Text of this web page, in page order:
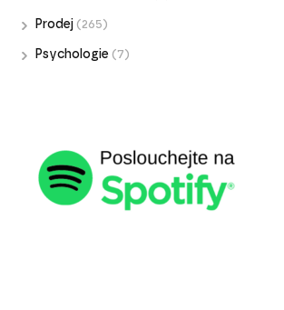
Prodej (265)
Psychologie (7)